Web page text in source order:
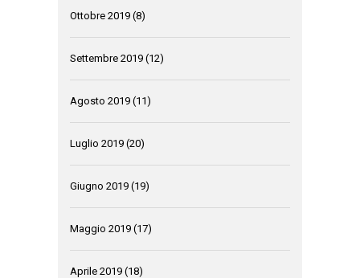
Ottobre 2019 (8)
Settembre 2019 (12)
Agosto 2019 (11)
Luglio 2019 (20)
Giugno 2019 (19)
Maggio 2019 (17)
Aprile 2019 (18)